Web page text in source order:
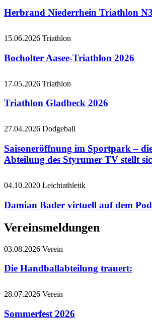
Herbrand Niederrhein Triathlon
15.06.2026 Triathlon
Bocholter Aasee-Triathlon 2026
17.05.2026 Triathlon
Triathlon Gladbeck 2026
27.04.2026 Dodgeball
Saisoneröffnung im Sportpark –
Abteilung des Styrumer TV stellt
04.10.2020 Leichtathletik
Damian Bader virtuell auf dem
Vereinsmeldungen
03.08.2026 Verein
Die Handballabteilung trauert:
28.07.2026 Verein
Sommerfest 2026